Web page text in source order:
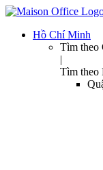
Hồ Chí Minh
Tìm theo
|
Tìm theo